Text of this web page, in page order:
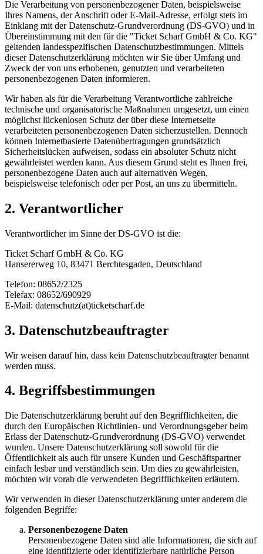
Die Verarbeitung von personenbezogener Daten, beispielsweise
Ihres Namens, der Anschrift oder E-Mail-Adresse, erfolgt stets im
Einklang mit der Datenschutz-Grundverordnung (DS-GVO) und in
Übereinstimmung mit den für die "Ticket Scharf GmbH & Co. KG"
geltenden landesspezifischen Datenschutzbestimmungen. Mittels
dieser Datenschutzerklärung möchten wir Sie über Umfang und
Zweck der von uns erhobenen, genutzten und verarbeiteten
personenbezogenen Daten informieren.
Wir haben als für die Verarbeitung Verantwortliche zahlreiche
technische und organisatorische Maßnahmen umgesetzt, um einen
möglichst lückenlosen Schutz der über diese Internetseite
verarbeiteten personenbezogenen Daten sicherzustellen. Dennoch
können Internetbasierte Datenübertragungen grundsätzlich
Sicherheitslücken aufweisen, sodass ein absoluter Schutz nicht
gewährleistet werden kann. Aus diesem Grund steht es Ihnen frei,
personenbezogene Daten auch auf alternativen Wegen,
beispielsweise telefonisch oder per Post, an uns zu übermitteln.
2. Verantwortlicher
Verantwortlicher im Sinne der DS-GVO ist die:
Ticket Scharf GmbH & Co. KG
Hansererweg 10, 83471 Berchtesgaden, Deutschland
Telefon: 08652/2325
Telefax: 08652/690929
E-Mail: datenschutz(at)ticketscharf.de
3. Datenschutzbeauftragter
Wir weisen darauf hin, dass kein Datenschutzbeauftragter benannt
werden muss.
4. Begriffsbestimmungen
Die Datenschutzerklärung beruht auf den Begrifflichkeiten, die
durch den Europäischen Richtlinien- und Verordnungsgeber beim
Erlass der Datenschutz-Grundverordnung (DS-GVO) verwendet
wurden. Unsere Datenschutzerklärung soll sowohl für die
Öffentlichkeit als auch für unsere Kunden und Geschäftspartner
einfach lesbar und verständlich sein. Um dies zu gewährleisten,
möchten wir vorab die verwendeten Begrifflichkeiten erläutern.
Wir verwenden in dieser Datenschutzerklärung unter anderem die
folgenden Begriffe:
Personenbezogene Daten
Personenbezogene Daten sind alle Informationen, die sich auf
eine identifizierte oder identifizierbare natürliche Person